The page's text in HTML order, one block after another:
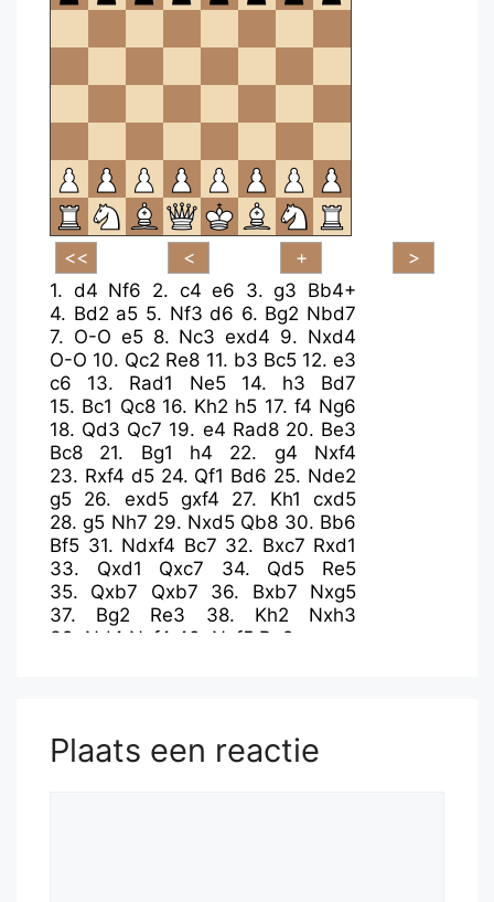
1. d4 Nf6 2. c4 e6 3.g3 Bb4+
4. Bd2 a5 5. Nf3 d6 6. Bg2 Nbd7
7. O-O e5 8. Nc3 exd4 9. Nxd4
O-O 10. Qc2 Re8 11. b3 Bc5 12. e3
c6
13. Rad1 Ne5 14. h3
Bd7
15. Bc1 Qc8 16. Kh2 h5 17. f4 Ng6
18. Qd3 Qc7 19. e4 Rad8 20. Be3
Bc8
21. Bg1 h4 22. g4
Nxf4
23. Rxf4 d5 24. Qf1 Bd6 25. Nde2
g5 26. exd5 gxf4 27. Kh1
cxd5
28.g5 Nh7 29. Nxd5 Qb8 30. Bb6
Bf5 31. Ndxf4 Bc7 32. Bxc7 Rxd1
33. Qxd1 Qxc7 34. Qd5
Re5
35. Qxb7 Qxb7 36. Bxb7
Nxg5
37. Bg2 Re3 38. Kh2
Nxh3
39. Nd4 Nxf4 40. Nxf5 Re2
Plaats een reactie